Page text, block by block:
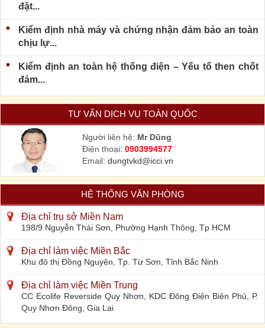
đặt...
Kiểm định nhà máy và chứng nhận đảm bảo an toàn
chịu lự...
Kiểm định an toàn hệ thống điện – Yếu tố then chốt
đảm...
TƯ VẤN DỊCH VỤ TOÀN QUỐC
Người liên hệ: Mr Dũng
Điện thoại: 0903994577
Email: dungtvkd@icci.vn
HỆ THỐNG VĂN PHÒNG
Địa chỉ trụ sở Miền Nam
198/9 Nguyễn Thái Sơn, Phường Hạnh Thông, Tp HCM
Địa chỉ làm việc Miền Bắc
Khu đô thị Đồng Nguyên, Tp. Từ Sơn, Tỉnh Bắc Ninh
Địa chỉ làm việc Miền Trung
CC Ecolife Reverside Quy Nhơn, KDC Đông Điện Biên Phủ, P.
Quy Nhơn Đông, Gia Lai